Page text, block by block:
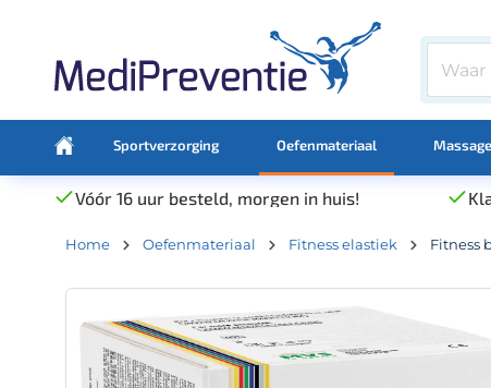
Sportverzorging Oefenmateriaal
Vóór 16 uur besteld, morgen in huis!
Home Oefenmateriaal Fitness elastiek Fitness